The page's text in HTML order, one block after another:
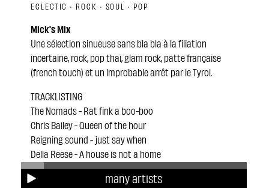
many artists
ECLECTIC · ROCK · SOUL · POP
Mick's Mix
Une sélection sinueuse sans bla bla à la filiation
incertaine, rock, pop thaï, glam rock, patte française
(french touch) et un improbable arrêt par le Tyrol.
TRACKLISTING
The Nomads - Rat fink a boo-boo
Chris Bailey - Queen of the hour
Reigning sound - just say when
Della Reese - A house is not a home
Irma Thomas - Times have changed
Diabologum - De la neige en été